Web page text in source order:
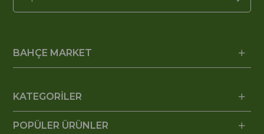
BAHÇE MARKET
KATEGORİLER
POPÜLER ÜRÜNLER